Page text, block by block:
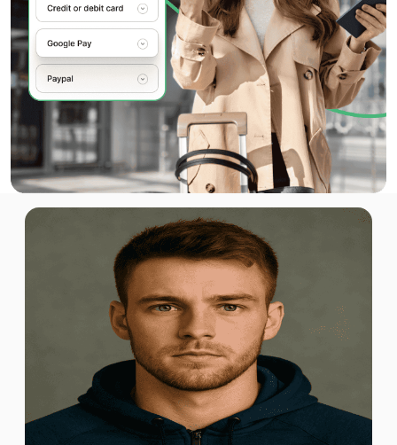
France 1GB/Day FUP1Mbps
Für 1 Tage
1.39 EUR
Europe(30+ areas) 1GB 7Days
Für 7 Tage
200 MB - 30 days
Für 30 Tage